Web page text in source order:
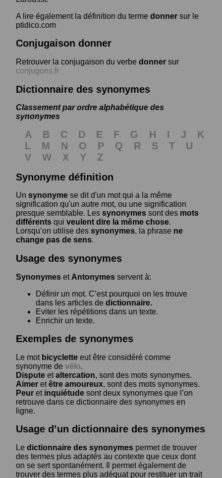
A lire également la définition du terme donner sur le
ptidico.com
Conjugaison donner
Retrouver la conjugaison du verbe donner sur
conjugons.fr
Dictionnaire des synonymes
Classement par ordre alphabétique des
synonymes
A B C D E F G H I J
K
L
M N O P Q R S T
U
V
W X Y
Z
Synonyme définition
Un synonyme se dit d'un mot qui a la même
signification qu'un autre mot, ou une signification
presque semblable. Les synonymes sont des mots
différents qui veulent dire la même chose.
Lorsqu’on utilise des synonymes, la phrase ne
change pas de sens.
Usage des synonymes
Synonymes et Antonymes servent à:
Définir un mot. C’est pourquoi on les trouve
dans les articles de dictionnaire.
Eviter les répétitions dans un texte.
Enrichir un texte.
Exemples de synonymes
Le mot bicyclette eut être considéré comme
synonyme de vélo.
Dispute etaltercation, sont des mots synonymes.
Aimer etêtre amoureux, sont des mots synonymes.
Peur et inquiétude sont deux synonymes que l’on
retrouve dans ce dictionnaire des synonymes en
ligne.
Usage d’un dictionnaire des synonymes
Le dictionnaire des synonymes permet de trouver
des termes plus adaptés au contexte que ceux dont
on se sert spontanément. Il permet également de
trouver des termes plus adéquat pour restituer un trait